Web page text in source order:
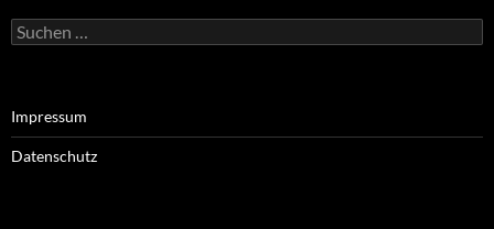
Suchen
nach:
Impressum
Datenschutz